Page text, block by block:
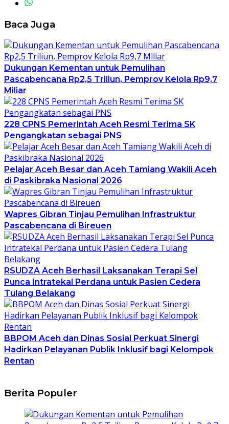
Baca Juga
Dukungan Kementan untuk Pemulihan
Pascabencana Rp2,5 Triliun, Pemprov Kelola Rp9,7
Miliar
228 CPNS Pemerintah Aceh Resmi Terima SK
Pengangkatan sebagai PNS
Pelajar Aceh Besar dan Aceh Tamiang Wakili Aceh
di Paskibraka Nasional 2026
Wapres Gibran Tinjau Pemulihan Infrastruktur
Pascabencana di Bireuen
RSUDZA Aceh Berhasil Laksanakan Terapi Sel
Punca Intratekal Perdana untuk Pasien Cedera
Tulang Belakang
BBPOM Aceh dan Dinas Sosial Perkuat Sinergi
Hadirkan Pelayanan Publik Inklusif bagi Kelompok
Rentan
Berita Populer